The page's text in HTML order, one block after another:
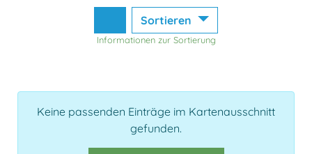
Sortieren
Informationen zur Sortierung
Keine passenden Einträge im Kartenausschnitt
gefunden.